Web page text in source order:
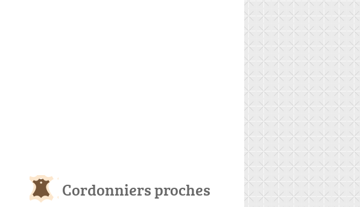
Cordonniers proches